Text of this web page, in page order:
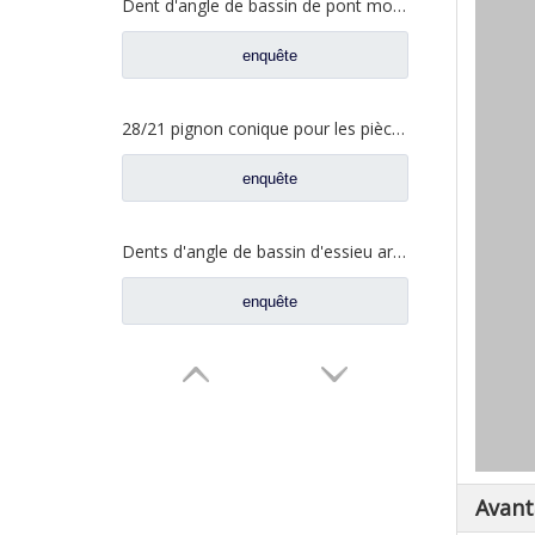
Dent d'angle de bassin de pont moyen pour pièces de rechange AZ9981320154 de camion de Sinotruk Howo AC16
enquête
28/21 pignon conique pour les pièces de rechange A3463502939 du nord de camion de Benz Beiben
enquête
Dents d'angle de bassin d'essieu arrière pour pièces de rechange AZ9981320157 de camion de Sinotruk Howo AC16
enquête